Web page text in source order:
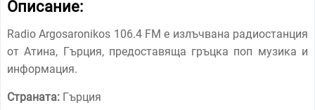
Описание:
Radio Argosaronikos 106.4 FM е излъчвана радиостанция
от Атина, Гърция, предоставяща гръцка поп музика и
информация.
Страната: Гърция